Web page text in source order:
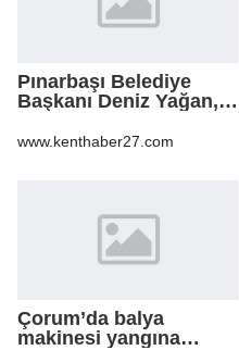
Pınarbaşı Belediye
Başkanı Deniz Yağan,
www.kenthaber27.com
Çorum’da balya
makinesi yangına